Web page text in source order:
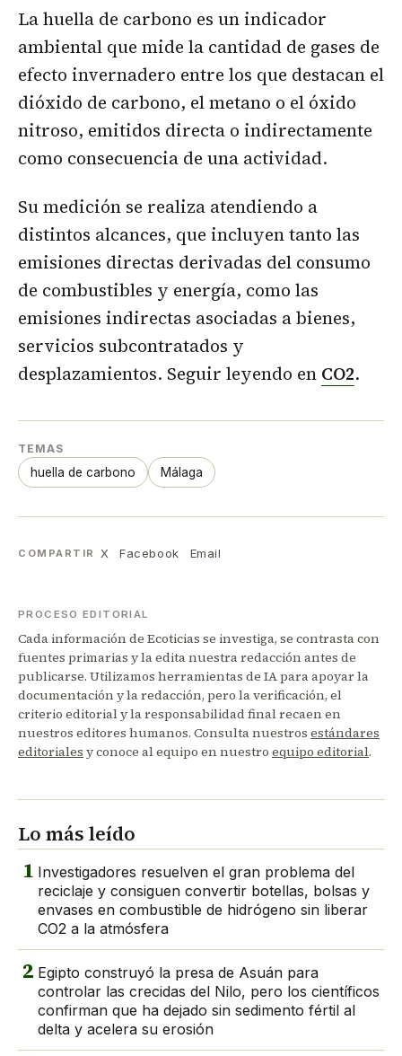
La huella de carbono es un indicador
ambiental que mide la cantidad de gases de
efecto invernadero entre los que destacan el
dióxido de carbono, el metano o el óxido
nitroso, emitidos directa o indirectamente
como consecuencia de una actividad.
Su medición se realiza atendiendo a
distintos alcances, que incluyen tanto las
emisiones directas derivadas del consumo
de combustibles y energía, como las
emisiones indirectas asociadas a bienes,
servicios subcontratados y
desplazamientos. Seguir leyendo en CO2.
TEMAS
huella de carbono Málaga
COMPARTIR X Facebook Email
PROCESO EDITORIAL
Cada información de Ecoticias se investiga, se contrasta con
fuentes primarias y la edita nuestra redacción antes de
publicarse. Utilizamos herramientas de IA para apoyar la
documentación y la redacción, pero la verificación, el
criterio editorial y la responsabilidad final recaen en
nuestros editores humanos. Consulta nuestros estándares
editoriales y conoce al equipo en nuestro equipo editorial.
Lo más leído
1 Investigadores resuelven el gran problema del
reciclaje y consiguen convertir botellas, bolsas y
envases en combustible de hidrógeno sin liberar
CO2 a la atmósfera
2 Egipto construyó la presa de Asuán para
controlar las crecidas del Nilo, pero los científicos
confirman que ha dejado sin sedimento fértil al
delta y acelera su erosión